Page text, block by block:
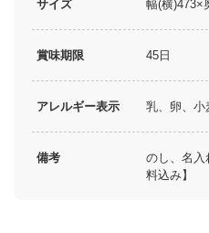
サイズ 幅(横)473×
賞味期限 45日
アレルギー表示 乳、卵、小
備考
のし、名入
料込み】